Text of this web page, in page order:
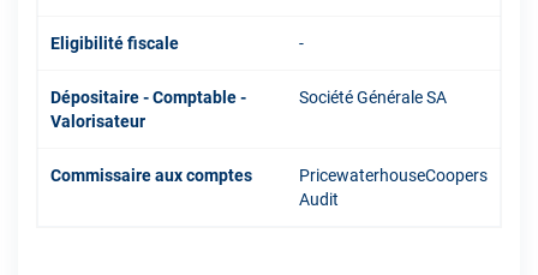
Eligibilité fiscale -
Dépositaire - Comptable -
Valorisateur
Société Générale SA
Commissaire aux comptes
PricewaterhouseCoopers
Audit